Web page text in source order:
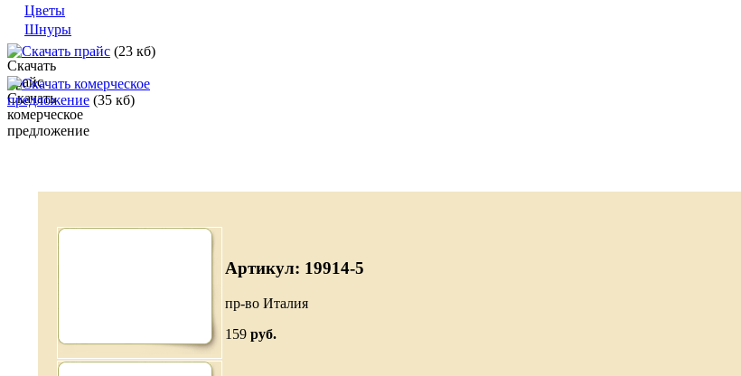
Цветы
Шнуры
Скачать прайс (23 кб)
Скачать комерческое
предложение (35 кб)
Артикул: 19914-5
пр-во Италия
159 руб.